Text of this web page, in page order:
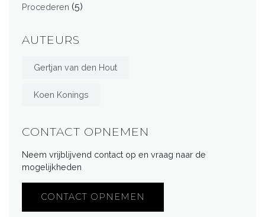
Procederen (5)
AUTEURS
Gertjan van den Hout
Koen Konings
CONTACT OPNEMEN
Neem vrijblijvend contact op en vraag naar de
mogelijkheden
CONTACT OPNEMEN